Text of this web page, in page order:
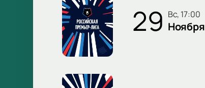
29 вс, 17:00
Ноября